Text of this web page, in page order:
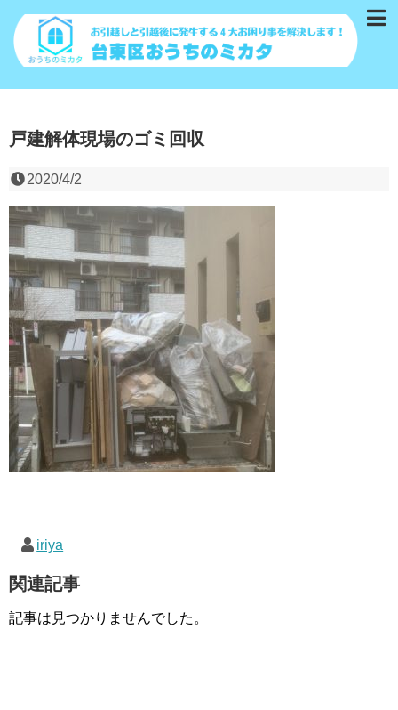
戸建解体現場のゴミ回収
2020/4/2
iriya
関連記事
記事は見つかりませんでした。